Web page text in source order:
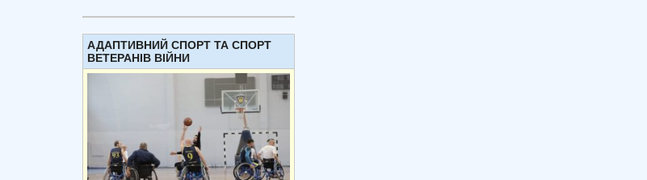
АДАПТИВНИЙ СПОРТ ТА СПОРТ
ВЕТЕРАНІВ ВІЙНИ